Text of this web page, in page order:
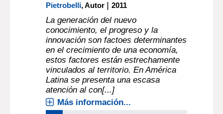
Pietrobelli, Autor |2011
La generación del nuevo
conocimiento, el progreso y la
innovación son factoes determinantes
en el crecimiento de una economía,
estos factores están estrechamente
vinculados al territorio. En América
Latina se presenta una escasa
atención al con[...]
Más información...